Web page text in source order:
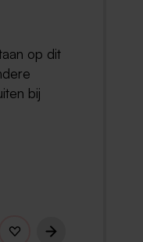
op dit
bij